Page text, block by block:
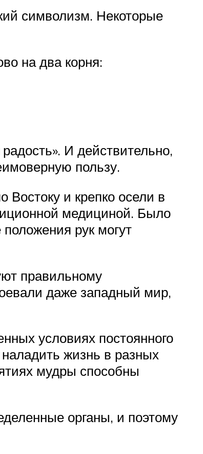
символизм. Некоторые
на два корня:
И действительно,
пользу.
и крепко осели в
медициной. Было
рук могут
правильному
даже западный мир,
условиях постоянного
жизнь в разных
мудры способны
органы, и поэтому